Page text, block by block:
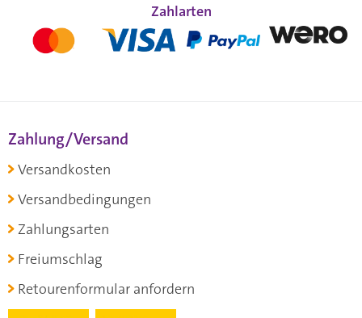
Zahlarten
Zahlung/Versand
Versandkosten
Versandbedingungen
Zahlungsarten
Freiumschlag
Retourenformular anfordern